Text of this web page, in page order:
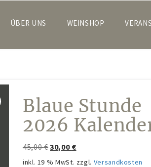
ÜBER UNS WEINSHOP
Blaue Stunde
2026
45,00€Ursprünglicher
Preis
30,00 €Aktueller
Preis
inkl. 19 % MwSt. zzgl. Versandkosten